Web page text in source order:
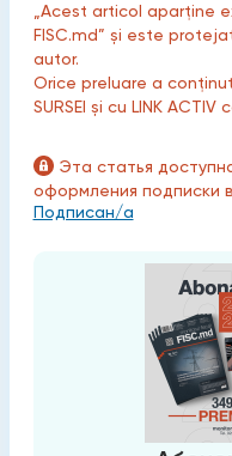
„Acest articol aparține
FISC.md” și este
autor.
Orice preluare a
SURSEI și cu LINK
Эта статья
оформления подписки
Подписан/а